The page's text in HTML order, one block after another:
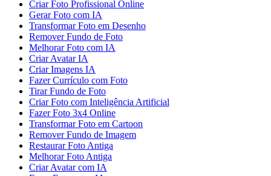
Criar Foto Profissional Online
Gerar Foto com IA
Transformar Foto em Desenho
Remover Fundo de Foto
Melhorar Foto com IA
Criar Avatar IA
Criar Imagens IA
Fazer Currículo com Foto
Tirar Fundo de Foto
Criar Foto com Inteligência Artificial
Fazer Foto 3x4 Online
Transformar Foto em Cartoon
Remover Fundo de Imagem
Restaurar Foto Antiga
Melhorar Foto Antiga
Criar Avatar com IA